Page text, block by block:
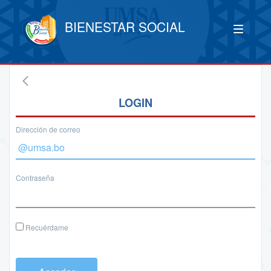
BIENESTAR SOCIAL
LOGIN
Dirección de correo
Contraseña
Recuérdame